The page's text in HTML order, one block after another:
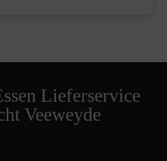
Lieferservice
Veeweyde